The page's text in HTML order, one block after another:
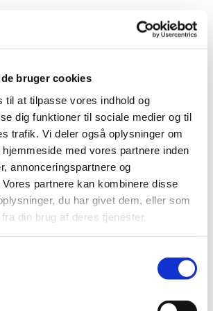
bruger cookies
til at tilpasse vores indhold og
dig funktioner til sociale medier og til
trafik. Vi deler også oplysninger om
med vores partnere inden
annonceringspartnere og
partnere kan kombinere disse
du har givet dem, eller som
din brug af deres tjenester.
Thisted Løve Apotek
er opslået ledig efter Lov om
til Kongelig Hof Apotek
Kongelig Hof Apotek er ledig pr. 1.
er opslået ledig efter Lov
interim-data fra
(ARIEL4) viser et fald i den
i forhold til
for rucaparib sammenlignet med den…